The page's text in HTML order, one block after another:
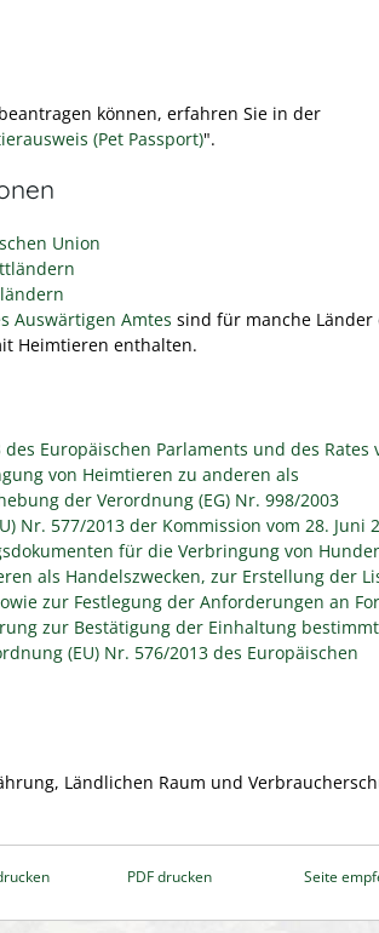
können, erfahren Sie in der
(Pet Passport)".
Union
Auswärtigen Amtes sind für manche Länder
Heimtieren enthalten.
Europäischen Parlaments und des Rates
von Heimtieren zu anderen als
der Verordnung (EG) Nr. 998/2003
Nr. 577/2013 der Kommission vom 28. Juni
für die Verbringung von
als Handelszwecken, zur Erstellung der
zur Festlegung der Anforderungen an
zur Bestätigung der Einhaltung
(EU) Nr. 576/2013 des Europäischen
Ländlichen Raum und
PDF drucken Seite